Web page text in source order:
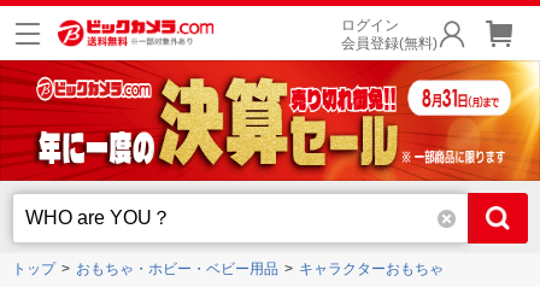
ログイン
会員登録(無料)
トップ おもちゃ・ホビー・ベビー用品 キャラクターおもちゃ